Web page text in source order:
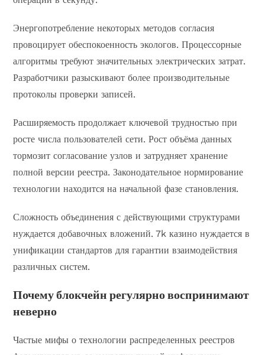
Энергопотребление некоторых методов согласия
провоцирует обеспокоенность экологов. Процессорные
алгоритмы требуют значительных электрических затрат.
Разработчики разыскивают более производительные
протоколы проверки записей.
Расширяемость продолжает ключевой трудностью при
росте числа пользователей сети. Рост объёма данных
тормозит согласование узлов и затрудняет хранение
полной версии реестра. Законодательное нормирование
технологии находится на начальной фазе становления.
Сложность объединения с действующими структурами
нуждается добавочных вложений. 7k казино нуждается в
унификации стандартов для гарантии взаимодействия
различных систем.
Почему блокчейн регулярно воспринимают
неверно
Частые мифы о технологии распределенных реестров